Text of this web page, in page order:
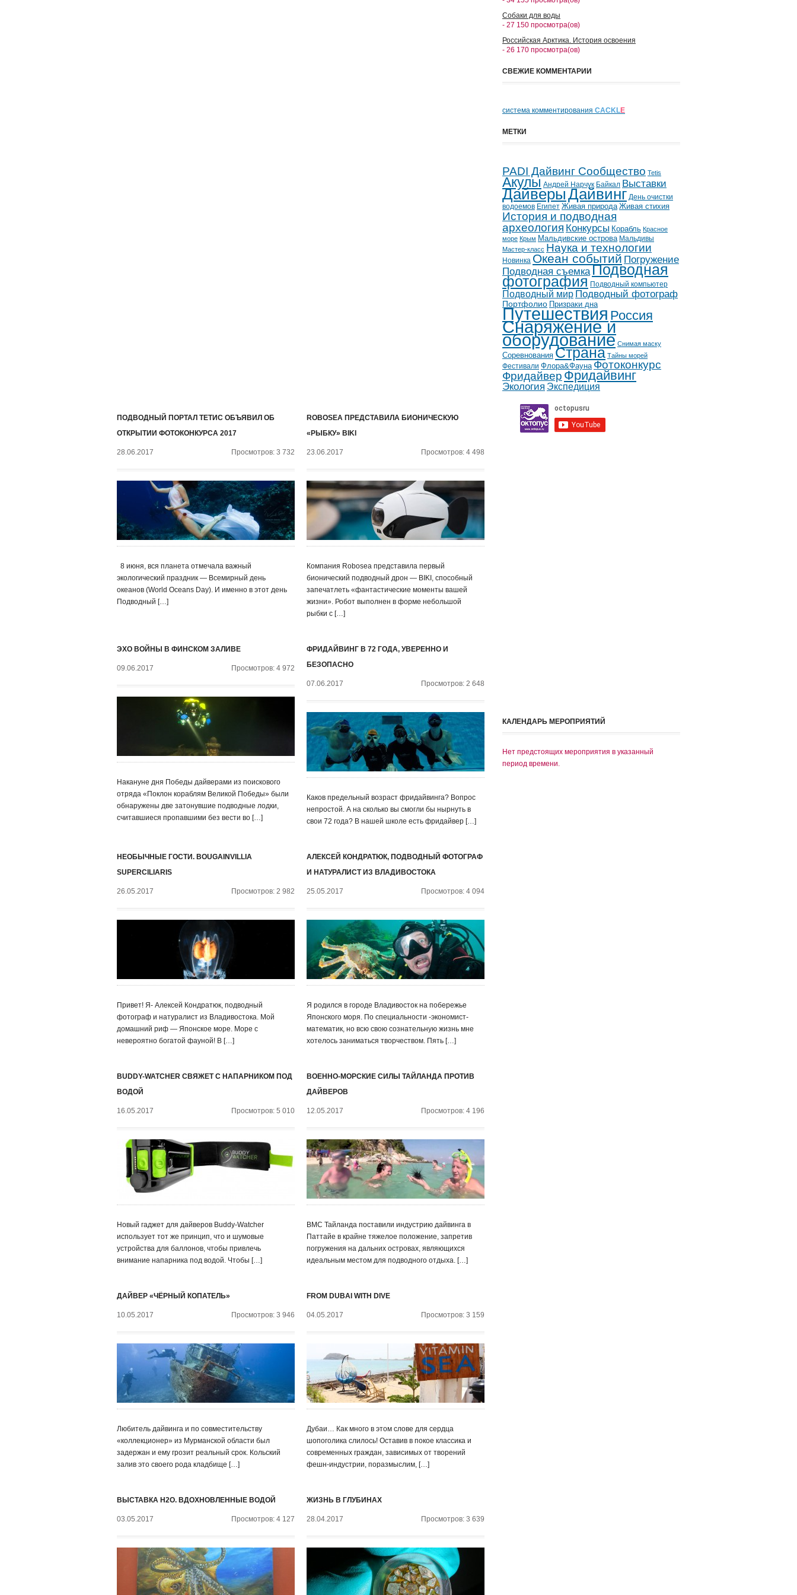
ПОДВОДНЫЙ ПОРТАЛ ТЕТИС ОБЪЯВИЛ ОБ
ОТКРЫТИИ ФОТОКОНКУРСА 2017
28.06.2017 Просмотров: 3 732
8 июня, вся планета отмечала важный
экологический праздник — Всемирный день
океанов (World Oceans Day). И именно в этот день
Подводный […]
ROBOSEA ПРЕДСТАВИЛА БИОНИЧЕСКУЮ
«РЫБКУ» BIKI
23.06.2017 Просмотров: 4 498
Компания Robosea представила первый
бионический подводный дрон — BIKI, способный
запечатлеть «фантастические моменты вашей
жизни». Робот выполнен в форме небольшой
рыбки с […]
ЭХО ВОЙНЫ В ФИНСКОМ ЗАЛИВЕ
09.06.2017 Просмотров: 4 972
Накануне дня Победы дайверами из поискового
отряда «Поклон кораблям Великой Победы» были
обнаружены две затонувшие подводные лодки,
считавшиеся пропавшими без вести во […]
ФРИДАЙВИНГ В 72 ГОДА, УВЕРЕННО И
БЕЗОПАСНО
07.06.2017 Просмотров: 2 648
Каков предельный возраст фридайвинга? Вопрос
непростой. А на сколько вы смогли бы нырнуть в
свои 72 года? В нашей школе есть фридайвер […]
НЕОБЫЧНЫЕ ГОСТИ. BOUGAINVILLIA
SUPERCILIARIS
26.05.2017 Просмотров: 2 982
Привет! Я- Алексей Кондратюк, подводный
фотограф и натуралист из Владивостока. Мой
домашний риф — Японское море. Море с
невероятно богатой фауной! В […]
АЛЕКСЕЙ КОНДРАТЮК, ПОДВОДНЫЙ ФОТОГРАФ
И НАТУРАЛИСТ ИЗ ВЛАДИВОСТОКА
25.05.2017 Просмотров: 4 094
Я родился в городе Владивосток на побережье
Японского моря. По специальности -экономист-
математик, но всю свою сознательную жизнь мне
хотелось заниматься творчеством. Пять […]
BUDDY-WATCHER СВЯЖЕТ С НАПАРНИКОМ ПОД
ВОДОЙ
16.05.2017 Просмотров: 5 010
Новый гаджет для дайверов Buddy-Watcher
использует тот же принцип, что и шумовые
устройства для баллонов, чтобы привлечь
внимание напарника под водой. Чтобы […]
ВОЕННО-МОРСКИЕ СИЛЫ ТАЙЛАНДА ПРОТИВ
ДАЙВЕРОВ
12.05.2017 Просмотров: 4 196
ВМС Тайланда поставили индустрию дайвинга в
Паттайе в крайне тяжелое положение, запретив
погружения на дальних островах, являющихся
идеальным местом для подводного отдыха. […]
ДАЙВЕР «ЧЁРНЫЙ КОПАТЕЛЬ»
10.05.2017 Просмотров: 3 946
Любитель дайвинга и по совместительству
«коллекционер» из Мурманской области был
задержан и ему грозит реальный срок. Кольский
залив это своего рода кладбище […]
FROM DUBAI WITH DIVE
04.05.2017 Просмотров: 3 159
Дубаи… Как много в этом слове для сердца
шопоголика слилось! Оставив в покое классика и
современных граждан, зависимых от творений
фешн-индустрии, поразмыслим, […]
ВЫСТАВКА H2O. ВДОХНОВЛЕННЫЕ ВОДОЙ
03.05.2017 Просмотров: 4 127
ЖИЗНЬ В ГЛУБИНАХ
28.04.2017 Просмотров: 3 639
Собаки для воды
- 27 150 просмотра(ов)
Российская Арктика. История освоения
- 26 170 просмотра(ов)
СВЕЖИЕ КОММЕНТАРИИ
система комментирования CACKLE
МЕТКИ
PADI Дайвинг Сообщество Tetis
Акулы Андрей Нарчук Байкал Выставки
ДайверыДайвинг День очистки
водоемов Египет Живая природа Живая стихия
История и подводная
археология Конкурсы Корабль Красное
море Крым Мальдивские острова Мальдивы
Мастер-класс Наука и технологии
Новинка Океан событий Погружение
Подводная съемкаПодводная
фотография Подводный компьютер
Подводный мир Подводный фотограф
Портфолио Призраки дна
Путешествия Россия
Снаряжение и
оборудование Снимая маску
Соревнования Страна Тайны морей
Фестивали Флора&Фауна Фотоконкурс
Фридайвер Фридайвинг
Экология Экспедиция
КАЛЕНДАРЬ МЕРОПРИЯТИЙ
Нет предстоящих мероприятия в указанный
период времени.